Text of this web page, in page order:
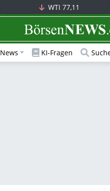
WTI 77,11
BörsenNEWS.de
News KI-Fragen